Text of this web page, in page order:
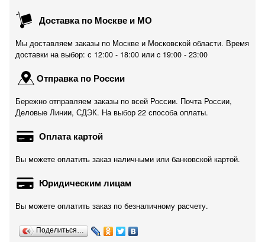
Доставка по Москве и МО
Мы доставляем заказы по Москве и Московской области. Время
доставки на выбор: с 12:00 - 18:00 или c 19:00 - 23:00
Отправка по России
Бережно отправляем заказы по всей России. Почта России,
Деловые Линии, СДЭК. На выбор 22 способа оплаты.
Оплата картой
Вы можете оплатить заказ наличными или банковской картой.
Юридическим лицам
Вы можете оплатить заказ по безналичному расчету.
Поделиться…